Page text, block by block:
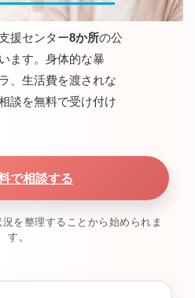
援センター8か所の公
ます。身体的な暴
、生活費を渡されな
談を無料で受け付け
で相談する
を整理することから始められま
す。